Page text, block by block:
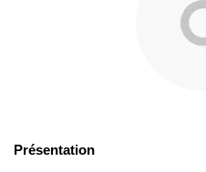
Présentation